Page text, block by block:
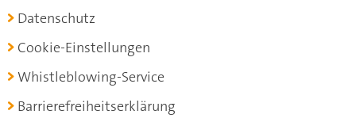
Datenschutz
Cookie-Einstellungen
Whistleblowing-Service
Barrierefreiheitserklärung